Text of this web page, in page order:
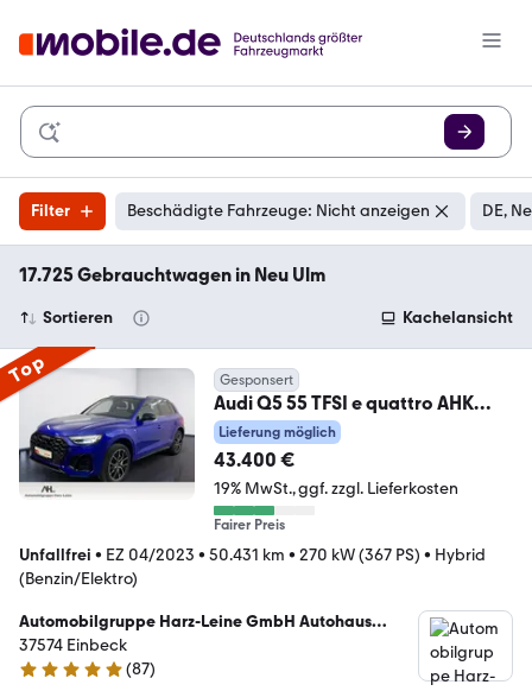
Filter Beschädigte Fahrzeuge: Nicht anzeigen DE,
17.725 Gebrauchtwagen in Neu Ulm
Sortieren Kachelansicht
Top Gesponsert
Audi Q5 55 TFSI e quattro AHK
Rückfahrkamera S line
Lieferung möglich
43.400 €
19% MwSt. ggf. zzgl. Lieferkosten
Fairer Preis
Unfallfrei • EZ 04/2023 • 50.431 km • 270 kW (367 PS) • Hybrid
(Benzin/Elektro)
Automobilgruppe Harz-Leine GmbH Autohaus
Hübener
37574 Einbeck
4.9 Sterne
(87)